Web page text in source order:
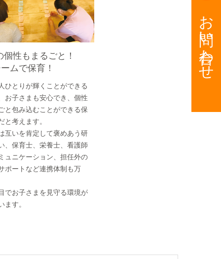
個性もまるごと！
ムで保育！
ひとりが輝くことができる
お子さまも安心でき、個性
と包み込むことができる保
と考えます。
互いを肯定して褒めあう研
、保育士、栄養士、看護師
ュニケーション、担任外の
ポートなど連携体制も万
でお子さまを見守る環境が
ます。
お問い合わせ